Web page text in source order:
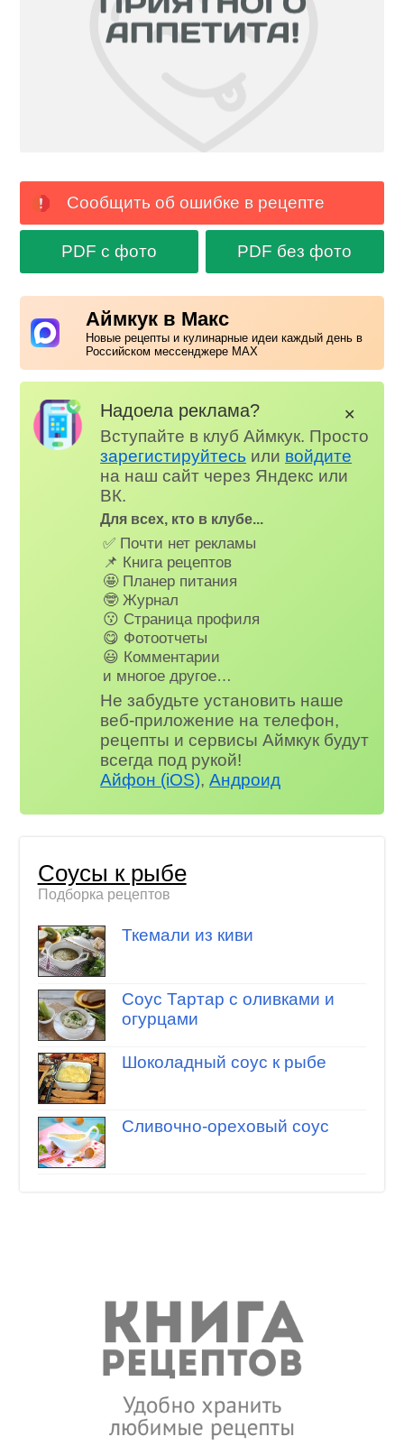
Сообщить об ошибке в рецепте
PDF с фото PDF без фото
Аймкук в Макс
Новые рецепты и кулинарные идеи каждый день в
Российском мессенджере MAX
Надоела реклама?
Вступайте в клуб Аймкук. Просто
зарегистируйтесь или войдите
на наш сайт через Яндекс или
ВК.
Для всех, кто в клубе...
✅ Почти нет рекламы
📌 Книга рецептов
🤩 Планер питания
🤓 Журнал
😗 Страница профиля
😋 Фотоотчеты
😃 Комментарии
и многое другое…
Не забудьте установить наше
веб-приложение на телефон,
рецепты и сервисы Аймкук будут
всегда под рукой!
Айфон (iOS),Андроид
✕
Соусы к рыбе
Подборка рецептов
Ткемали из киви
Соус Тартар с оливками и
огурцами
Шоколадный соус к рыбе
Сливочно-ореховый соус